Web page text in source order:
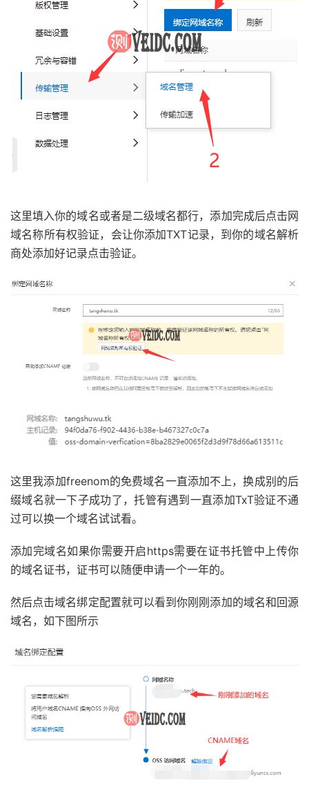
这里填入你的域名或者是二级域名都行，添加完成后点击网
域名称所有权验证，会让你添加TXT记录，到你的域名解析
商处添加好记录点击验证。
这里我添加freenom的免费域名一直添加不上，换成别的后
缀域名就一下子成功了，托管有遇到一直添加TxT验证不通
过可以换一个域名试试看。
添加完域名如果你需要开启https需要在证书托管中上传你
的域名证书，证书可以随便申请一个一年的。
然后点击域名绑定配置就可以看到你刚刚添加的域名和回源
域名，如下图所示